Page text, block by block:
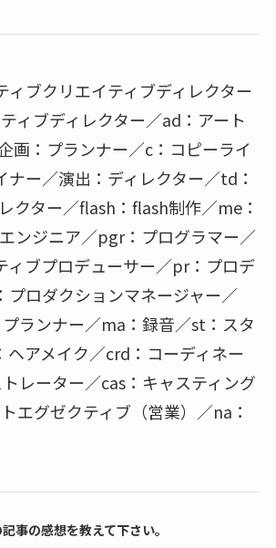
ィブクリエイティブディレクター
ィブディレクター／ad：アート
画：プランナー／c：コピーライ
ナー／演出：ディレクター／td：
クター／flash：flash制作／me：
ンジニア／pgr：プログラマー／
ィブプロデューサー／pr：プロデ
プロダクションマネージャー／
ランナー／ma：録音／st：スタ
アメイク／crd：コーディネー
レーター／cas：キャスティング
エグゼクティブ（営業）／na：
事の感想を教えて下さい。